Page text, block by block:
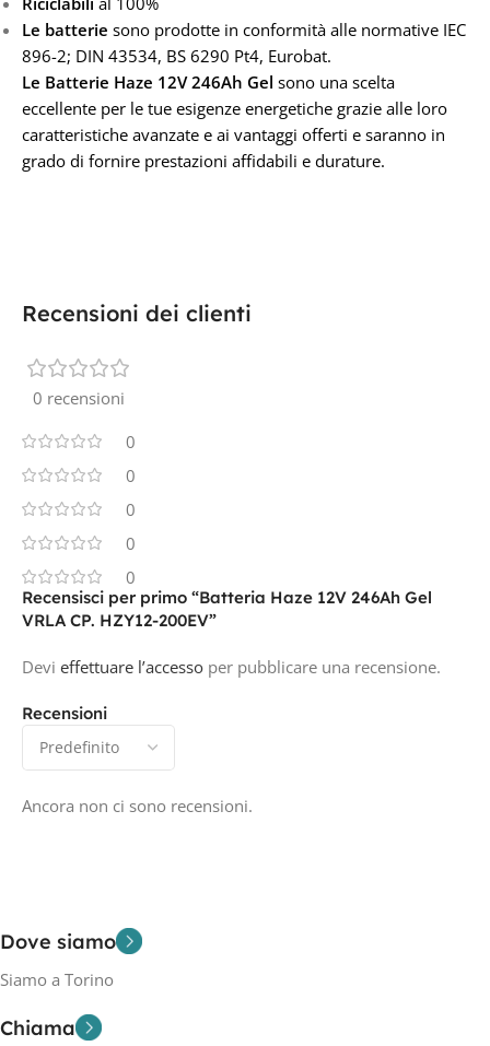
Le batterie sono prodotte in conformità alle normative IEC
896-2; DIN 43534, BS 6290 Pt4, Eurobat.
Le Batterie Haze 12V 246Ah Gel sono una scelta
eccellente per le tue esigenze energetiche grazie alle loro
caratteristiche avanzate e ai vantaggi offerti e saranno in
grado di fornire prestazioni affidabili e durature.
Recensioni dei clienti
0 recensioni
0
0
0
0
0
Recensioni
Ancora non ci sono recensioni.
Recensisci per primo “Batteria Haze 12V 246Ah Gel
VRLA CP. HZY12-200EV”
Devi effettuare l’accesso per pubblicare una recensione.
Dove siamo
Siamo a Torino
Chiama